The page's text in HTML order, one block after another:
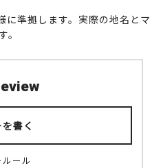
準拠します。実際の地名とマ
書く
ルール